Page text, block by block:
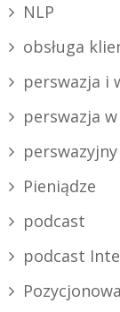
NLP
obsługa
perswazja i
perswazja
Pieniądze
podcast
podcast